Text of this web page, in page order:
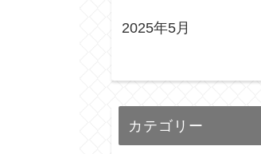
2025年5月
カテゴリー